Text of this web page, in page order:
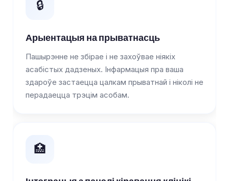
🔒
Арыентацыя на прыватнасць
Пашырэнне не збірае і не захоўвае ніякіх
асабістых дадзеных. Інфармацыя пра ваша
здароўе застаецца цалкам прыватнай і ніколі не
перадаецца трэцім асобам.
🏥